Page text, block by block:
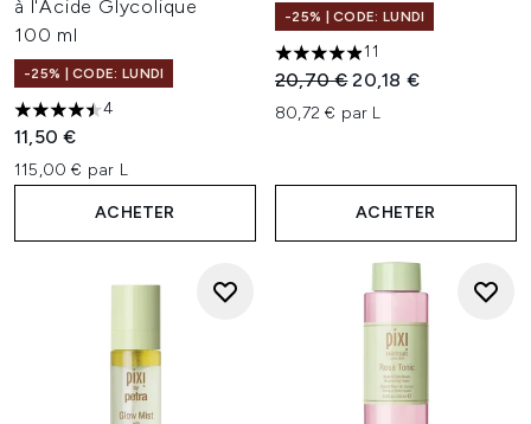
à l'Acide Glycolique
100 ml
-25% | CODE: LUNDI
4.5 étoiles sur un maximum de 5
4
11,50 €
115,00 € par L
ACHETER
-25% | CODE: LUNDI
4.91 étoiles sur un maximum
11
Prix de vente :
20,70 €Prix ​​actuel :
20,18 €
80,72 € par L
ACHETER